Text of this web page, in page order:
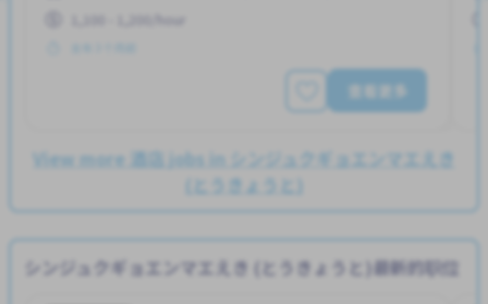
1,100 - 1,200/hour
查看更多
View more 酒店 jobs in シンジュクギョエンマエえき
(とうきょうと)
シンジュクギョエンマエえき (とうきょうと)最新的职位